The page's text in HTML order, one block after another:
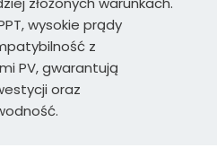
wysokie prądy
z
PV, gwarantują
oraz